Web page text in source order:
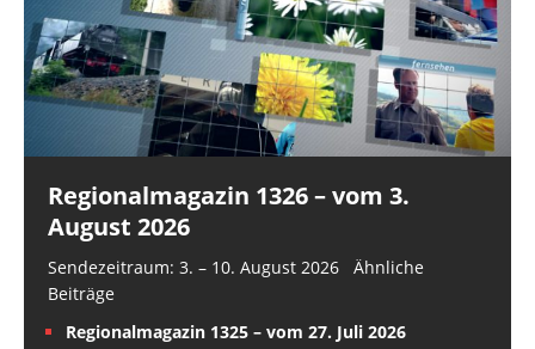
Regionalmagazin 1326 – vom 3.
August 2026
Sendezeitraum: 3. – 10. August 2026 Ähnliche
Beiträge
Regionalmagazin 1325 – vom 27. Juli 2026